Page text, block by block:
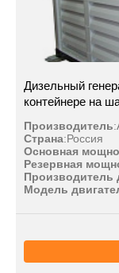
Дизельный
контейнере на
Производитель:
Страна:Россия
Основная
Резервная
Производитель
Модель